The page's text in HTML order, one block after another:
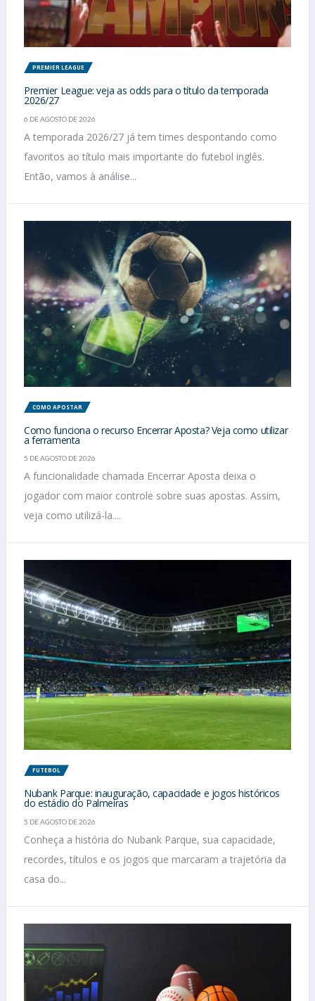
PREMIER LEAGUE
Premier League: veja as odds para o título da temporada
2026/27
6 DE AGOSTO DE 2026
A temporada 2026/27 já tem times despontando como
favoritos ao título mais importante do futebol inglês.
Então, vamos à análise...
COMO APOSTAR
Como funciona o recurso Encerrar Aposta? Veja como utilizar
a ferramenta
5 DE AGOSTO DE 2026
A funcionalidade chamada Encerrar Aposta deixa o
jogador com maior controle sobre suas apostas. Assim,
veja como utilizá-la....
FUTEBOL
Nubank Parque: inauguração, capacidade e jogos históricos
do estádio do Palmeiras
5 DE AGOSTO DE 2026
Conheça a história do Nubank Parque, sua capacidade,
recordes, títulos e os jogos que marcaram a trajetória da
casa do...